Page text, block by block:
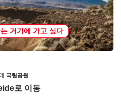
거기에 가고 싶다
국립공원
로 이동